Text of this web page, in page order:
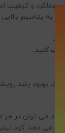
عملکرد و کیفیت
.
کیلک کنید.
باعث بهبود
می دهد. کود